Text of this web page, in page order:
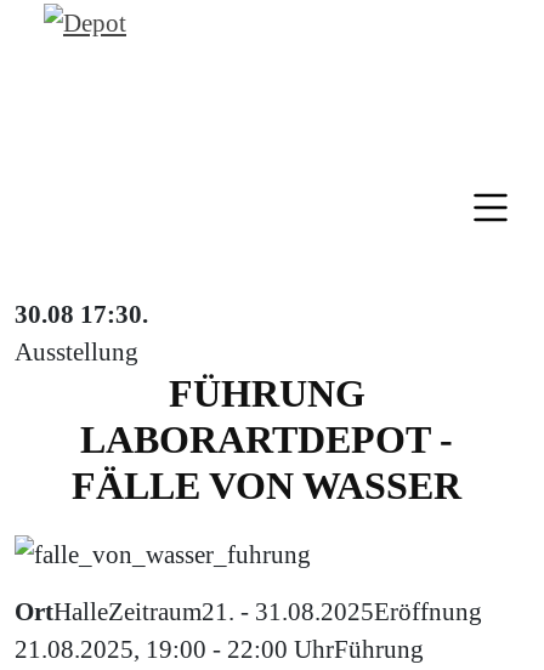
30.08 17:30.
Ausstellung
FÜHRUNG
LABORARTDEPOT -
FÄLLE VON WASSER
OrtHalleZeitraum21. - 31.08.2025Eröffnung
21.08.2025, 19:00 - 22:00 UhrFührung